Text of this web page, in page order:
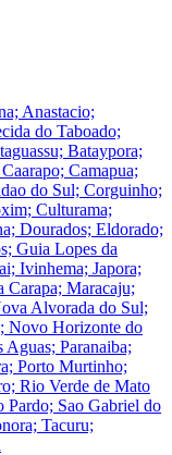
Anastacio;
do Taboado;
Bataypora;
Camapua;
do Sul; Corguinho;
Culturama;
Dourados; Eldorado;
Guia Lopes da
Ivinhema; Japora;
Carapa; Maracaju;
Alvorada do Sul;
Novo Horizonte do
Aguas; Paranaiba;
Porto Murtinho;
Rio Verde de Mato
Pardo; Sao Gabriel do
Tacuru;